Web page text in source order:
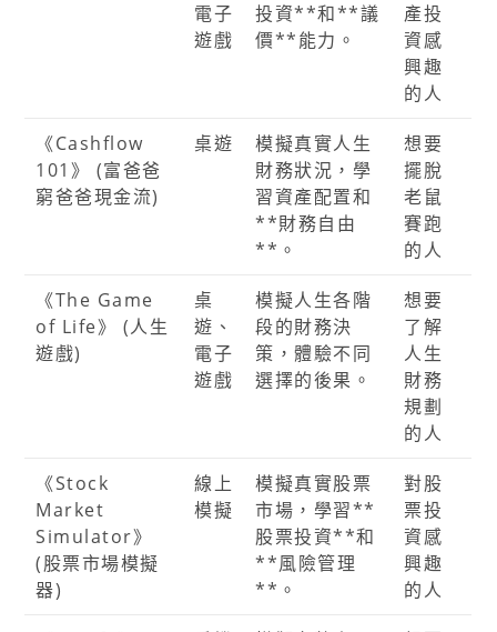
電子
遊戲
投資**和**議
價**能力。
產投
資感
興趣
的人
《Cashflow
101》 (富爸爸
窮爸爸現金流)
桌遊
模擬真實人生
財務狀況，學
習資產配置和
**財務自由
**。
想要
擺脫
老鼠
賽跑
的人
《The Game
of Life》 (人生
遊戲)
桌
遊、
電子
遊戲
模擬人生各階
段的財務決
策，體驗不同
選擇的後果。
想要
了解
人生
財務
規劃
的人
《Stock
Market
Simulator》
(股票市場模擬
器)
線上
模擬
模擬真實股票
市場，學習**
股票投資**和
**風險管理
**。
對股
票投
資感
興趣
的人